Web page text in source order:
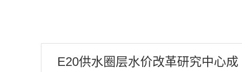
E20供水圈层水价改革研究中心成